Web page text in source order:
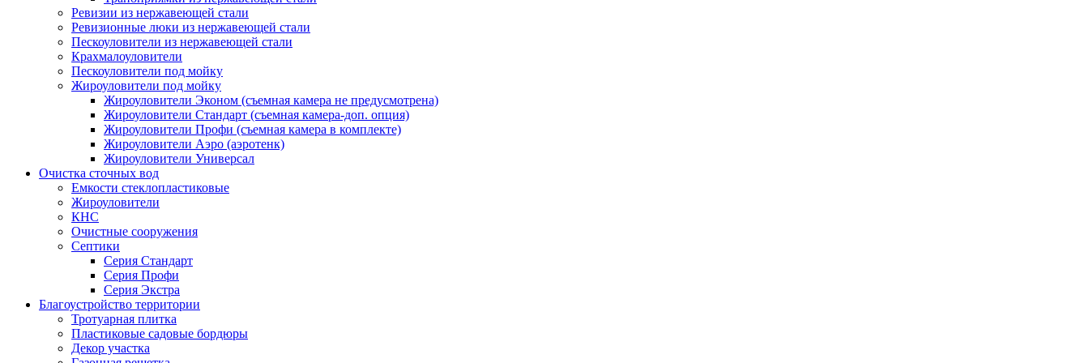
Ревизии из нержавеющей стали
Ревизионные люки из нержавеющей стали
Пескоуловители из нержавеющей стали
Крахмалоуловители
Пескоуловители под мойку
Жироуловители под мойку
Жироуловители Эконом (съемная камера не предусмотрена)
Жироуловители Стандарт (съемная камера-доп. опция)
Жироуловители Профи (съемная камера в комплекте)
Жироуловители Аэро (аэротенк)
Жироуловители Универсал
Очистка сточных вод
Емкости стеклопластиковые
Жироуловители
КНС
Очистные сооружения
Септики
Серия Стандарт
Серия Профи
Серия Экстра
Благоустройство территории
Тротуарная плитка
Пластиковые садовые бордюры
Декор участка